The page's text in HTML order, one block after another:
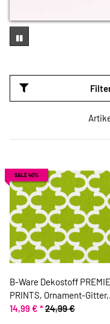
SALE 40%
B-Ware Dekostoff
PRINTS, Ornament-Gitter,
maigrün
14,99 € *24,99 €